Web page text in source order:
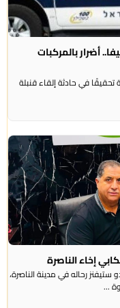
أضرار بالمركبات
في حادثة إلقاء قنبلة
إخاء الناصرة
رحاله في مدينة الناصرة،